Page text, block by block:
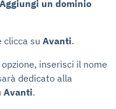
Aggiungi un dominio
clicca su Avanti.
inserisci il nome
dedicato alla
Avanti.